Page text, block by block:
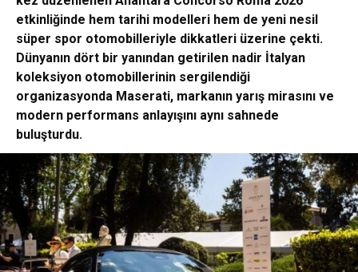
etkinliğinde hem tarihi modelleri hem de yeni nesil
süper spor otomobilleriyle dikkatleri üzerine çekti.
Dünyanın dört bir yanından getirilen nadir İtalyan
koleksiyon otomobillerinin sergilendiği
organizasyonda Maserati, markanın yarış mirasını ve
modern performans anlayışını aynı sahnede
buluşturdu.